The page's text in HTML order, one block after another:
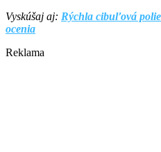
Vyskúšaj aj: Rýchla cibuľová
ocenia
Reklama